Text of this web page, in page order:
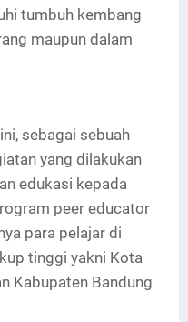
tumbuh kembang
maupun dalam
sebagai sebuah
yang dilakukan
edukasi kepada
peer educator
para pelajar di
tinggi yakni Kota
Kabupaten Bandung